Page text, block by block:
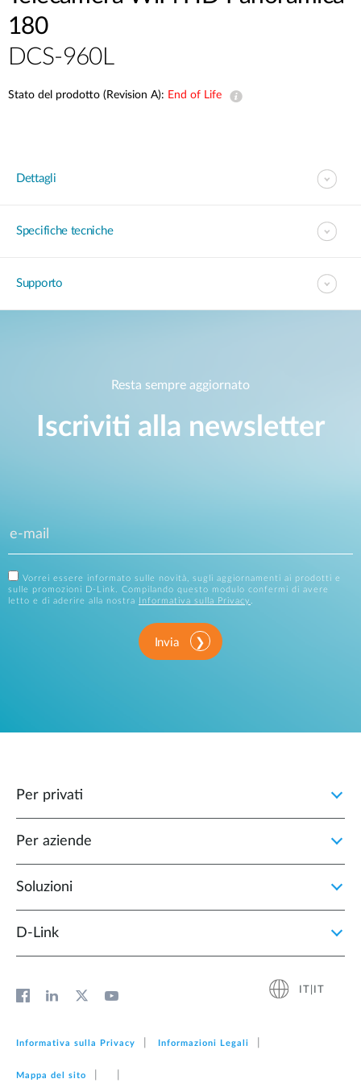
180
DCS-960L
Stato del prodotto (Revision A): End of Life
Dettagli
Specifiche tecniche
Supporto
Resta sempre aggiornato
Iscriviti alla newsletter
Vorrei essere informato sulle novità, sugli aggiornamenti ai prodotti e
sulle promozioni D-Link. Compilando questo modulo confermi di avere
letto e di aderire alla nostra
Informativa sulla Privacy .
Invia
Per privati
Per aziende
Soluzioni
D‑Link
Informativa sulla Privacy Informazioni Legali
Mappa del sito